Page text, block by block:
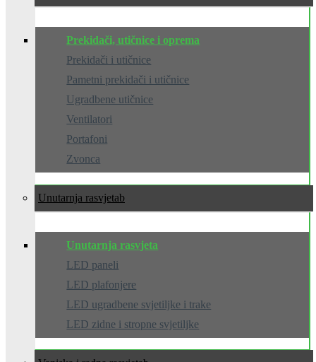
Prekidači, utičnice i oprema
Prekidači i utičnice
Pametni prekidači i utičnice
Ugradbene utičnice
Ventilatori
Portafoni
Zvonca
Unutarnja rasvjeta
Unutarnja rasvjeta
LED paneli
LED plafonjere
LED ugradbene svjetiljke i trake
LED zidne i stropne svjetiljke